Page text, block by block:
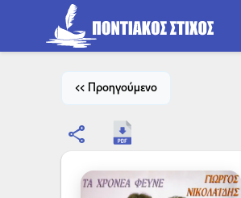
<< Προηγούμενο
share